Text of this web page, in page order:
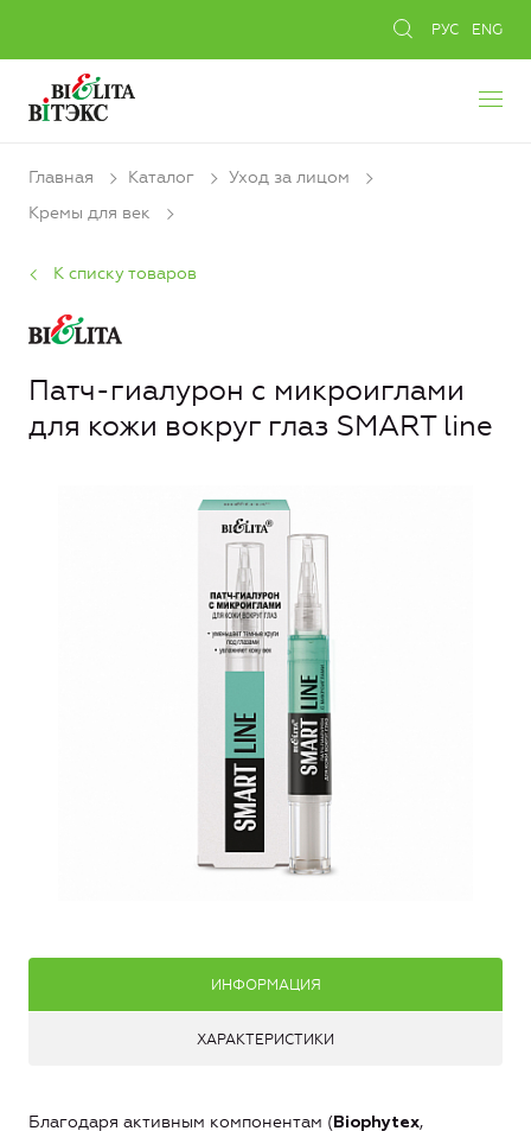
РУС ENG
Главная Каталог
Уход за лицом
Кремы для век
К списку товаров
Патч-гиалурон с микроиглами
для кожи вокруг глаз SMART line
ИНФОРМАЦИЯ
ХАРАКТЕРИСТИКИ
Благодаря активным компонентам ( Biophytex,